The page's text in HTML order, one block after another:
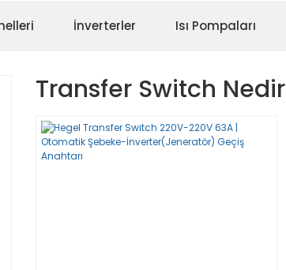
İnverterler Isı Pompaları
Transfer Switch Nedir